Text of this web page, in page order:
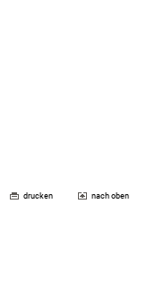
drucken nach oben